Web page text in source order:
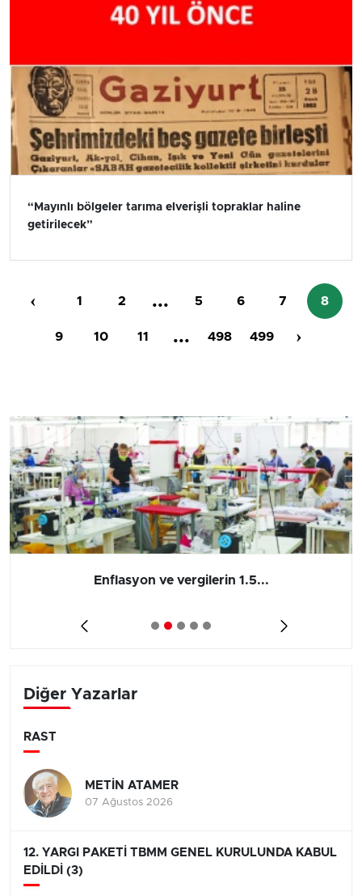
“Mayınlı bölgeler tarıma elverişli topraklar haline
getirilecek”
‹ 1 2 ... 5 6 7 8
9 10 11 ... 498 499 ›
Barış yatırımı, üretimi ve...
Diğer Yazarlar
RAST
METİN ATAMER
07 Ağustos 2026
12. YARGI PAKETİ TBMM GENEL KURULUNDA KABUL
EDİLDİ (3)